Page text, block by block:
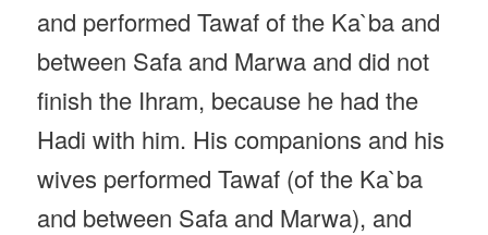
and performed Tawaf of the Ka`ba and
between Safa and Marwa and did not
finish the Ihram, because he had the
Hadi with him. His companions and his
wives performed Tawaf (of the Ka`ba
and between Safa and Marwa), and